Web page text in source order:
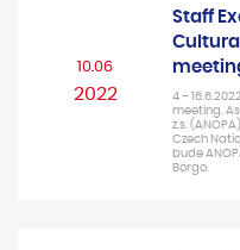
10.06
2022
Staff
4 –
meeting.
z.s.
Czech
bude
Borgo.